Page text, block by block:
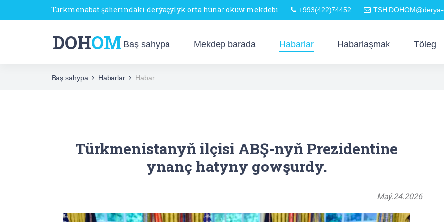
Türkmenabat şäherindäki derýaçylyk orta hünär okuw mekdebi +993(422)74452
DOHOM Baş sahypa Mekdep barada Habarlar Habarlaşmak Töleg
Baş sahypa Habarlar Habar
Türkmenistanyň ilçisi ABŞ-nyň Prezidentine
ynanç hatyny gowşurdy.
Maý.24.2026